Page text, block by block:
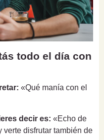
todo el día con
«Qué manía con el
decir es: «Echo de
verte disfrutar también de